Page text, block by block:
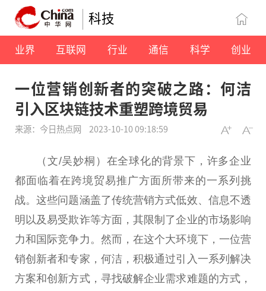
科技
业界 互联网 行业 通信 科学 创业
一位营销创新者的突破之路：何洁
引入区块链技术重塑跨境贸易
来源：今日热点网 2023-10-10 09:18:59
（文/吴妙桐）在全球化的背景下，许多企业
都面临着在跨境贸易推广方面所带来的一系列挑
战。这些问题涵盖了传统营销方式低效、信息不透
明以及易受欺诈等方面，其限制了企业的市场影响
力和国际竞争力。然而，在这个大环境下，一位营
销创新者和专家，何洁，积极通过引入一系列解决
方案和创新方式，寻找破解企业需求难题的方式，